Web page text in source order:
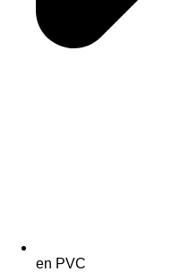
en PVC